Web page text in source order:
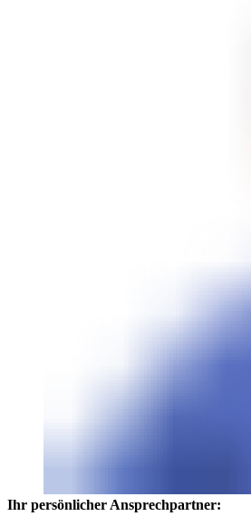
Ihr persönlicher Ansprechpartner: